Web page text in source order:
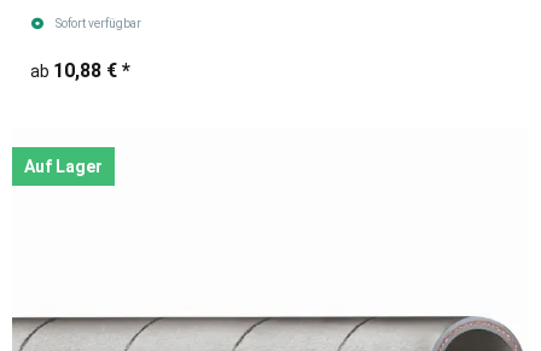
Sofort verfügbar
ab 10,88 € *
Auf Lager